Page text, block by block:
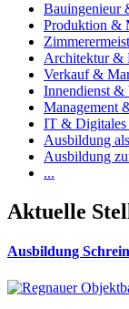
Bauingenieur
Produktion &
Architektur &
Verkauf &
Innendienst &
Management
IT & Digitales
Ausbildung
Ausbildung
...
Aktuelle
Ausbildung